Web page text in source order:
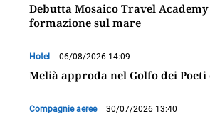
Debutta Mosaico Travel
formazione sul mare
Hotel 06/08/2026 14:09
Melià approda nel Golfo dei Poeti
Compagnie aeree 30/07/2026 13:40